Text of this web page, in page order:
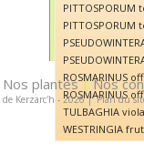
ROSMARINUS
ROSMARINUS
TULBAGHIA
WESTRINGIA
Nos plantes|Nos
Kerzarc'h - 2026|Plan du